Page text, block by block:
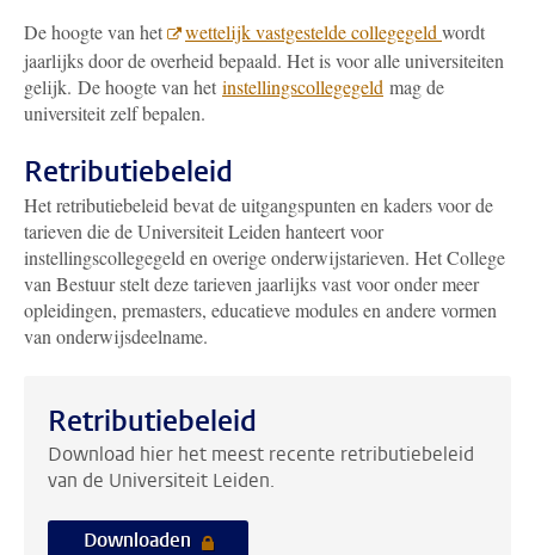
De hoogte van het wettelijk vastgestelde collegegeld wordt
jaarlijks door de overheid bepaald. Het is voor alle universiteiten
gelijk. De hoogte van het instellingscollegegeld mag de
universiteit zelf bepalen.
Retributiebeleid
Het retributiebeleid bevat de uitgangspunten en kaders voor de
tarieven die de Universiteit Leiden hanteert voor
instellingscollegegeld en overige onderwijstarieven. Het College
van Bestuur stelt deze tarieven jaarlijks vast voor onder meer
opleidingen, premasters, educatieve modules en andere vormen
van onderwijsdeelname.
Retributiebeleid
Download hier het meest recente retributiebeleid
van de Universiteit Leiden.
Downloaden